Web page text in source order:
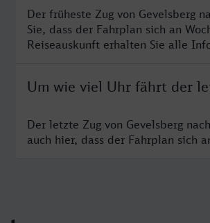
Der früheste Zug von Gevelsberg
Sie, dass der Fahrplan sich an
Reiseauskunft erhalten Sie alle
Um wie viel Uhr fährt der
Der letzte Zug von Gevelsberg
auch hier, dass der Fahrplan sich